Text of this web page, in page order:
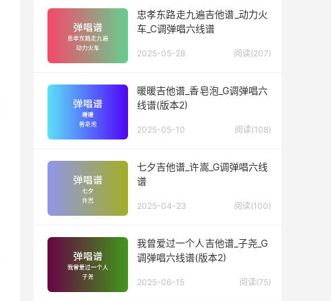
忠孝东路走九遍吉他谱_动力火
车_C调弹唱六线谱
2025-05-28 阅读(207)
暖暖吉他谱_香皂泡_G调弹唱六
线谱(版本2)
2025-05-10 阅读(108)
七夕吉他谱_许嵩_G调弹唱六线
谱
2025-04-23 阅读(100)
我曾爱过一个人吉他谱_子尧_G
调弹唱六线谱(版本2)
2025-06-15 阅读(75)